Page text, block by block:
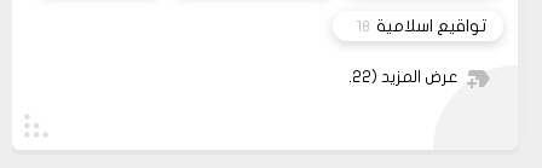
تواقيع اسلامية 18
عرض المزيد (22)